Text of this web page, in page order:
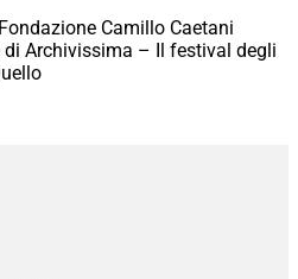
Camillo Caetani
di Archivissima – Il festival degli